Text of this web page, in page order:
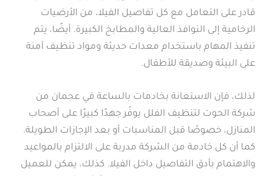
قادر على التعامل مع كل تفاصيل الفيلا، من الأرضيات
الرخامية إلى النوافذ العالية والمطابخ الكبيرة. أيضًا، يتم
تنفيذ المهام باستخدام معدات حديثة ومواد تنظيف آمنة
على البيئة وصديقة للأطفال.
لذلك، فإن الاستعانة بخادمات بالساعة في عجمان من
شركة الحوت لتنظيف الفلل يوفّر جهدًا كبيرًا على أصحاب
المنازل، خصوصًا قبل المناسبات أو بعد الإجازات الطويلة.
كما أن كل خادمة من الشركة مدربة على الالتزام بالمواعيد
والاهتمام بأدق التفاصيل داخل الفيلا. كذلك، يمكن للعميل